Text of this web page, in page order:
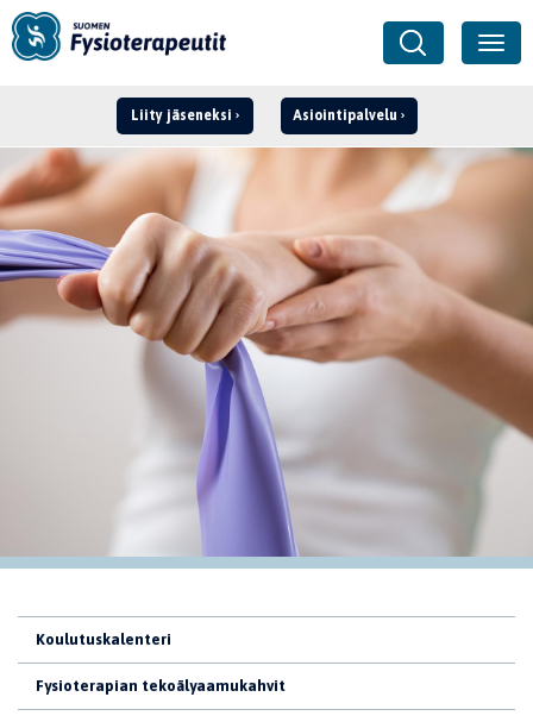
Liity jäseneksi Asiointipalvelu
Kirjaudu ›
Koulutuskalenteri
Fysioterapian tekoälyaamukahvit